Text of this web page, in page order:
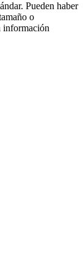
Pueden haber
o
información